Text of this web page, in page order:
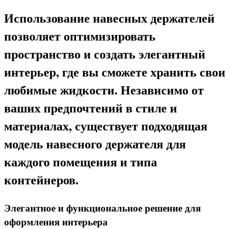
Использование навесных держателей
позволяет оптимизировать
пространство и создать элегантный
интерьер, где вы сможете хранить свои
любимые жидкости. Независимо от
ваших предпочтений в стиле и
материалах, существует подходящая
модель навесного держателя для
каждого помещения и типа
контейнеров.
Элегантное и функциональное решение для
оформления интерьера